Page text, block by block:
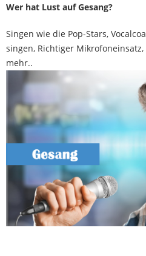
Wer hat Lust auf Gesang?
Singen wie die Pop-Stars,
singen, Richtiger
mehr..